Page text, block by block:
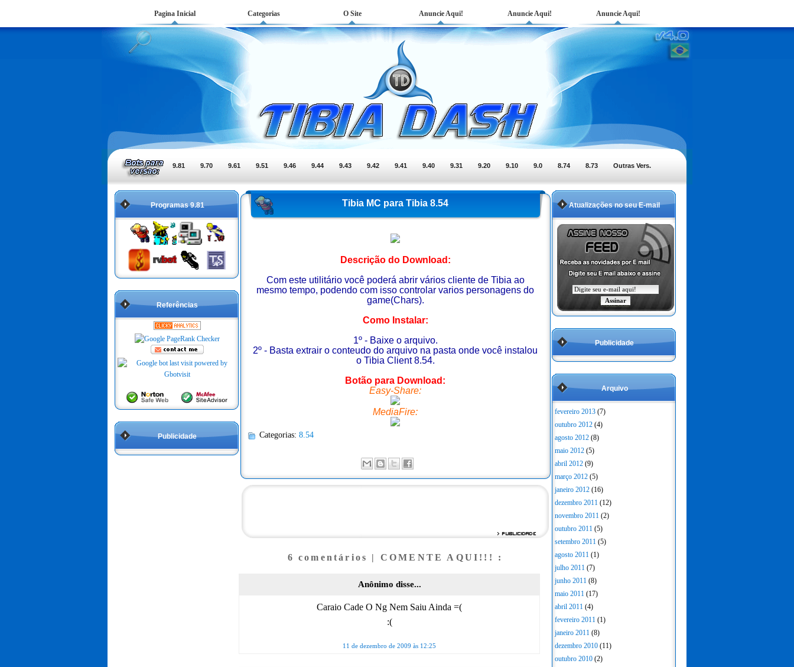
Pagina Inicial Categorias O Site Anuncie Aqui! Anuncie Aqui! Anuncie Aqui!
9.81 9.70 9.61 9.51 9.46 9.44 9.43 9.42 9.41 9.40 9.31 9.20 9.10 9.0 8.74 8.73 Outras Vers.
Programas 9.81
Referências
Publicidade
Tibia MC para Tibia 8.54
Descrição do Download:
Com este utilitário você poderá abrir vários cliente de Tibia ao
mesmo tempo, podendo com isso controlar varios personagens do
game(Chars).
Como Instalar:
1º - Baixe o arquivo.
2º - Basta extrair o conteudo do arquivo na pasta onde você instalou
o Tibia Client 8.54.
Botão para Download:
Easy-Share:
MediaFire:
Categorias: 8.54
6 comentários | COMENTE AQUI!!! :
Anônimo disse...
Caraio Cade O Ng Nem Saiu Ainda =(
:(
11 de dezembro de 2009 às 12:25
Atualizações no seu E-mail
Publicidade
Arquivo
fevereiro 2013 (7)
outubro 2012 (4)
agosto 2012 (8)
maio 2012 (5)
abril 2012 (9)
março 2012 (5)
janeiro 2012 (16)
dezembro 2011 (12)
novembro 2011 (2)
outubro 2011 (5)
setembro 2011 (5)
agosto 2011 (1)
julho 2011 (7)
junho 2011 (8)
maio 2011 (17)
abril 2011 (4)
fevereiro 2011 (1)
janeiro 2011 (8)
dezembro 2010 (11)
outubro 2010 (2)